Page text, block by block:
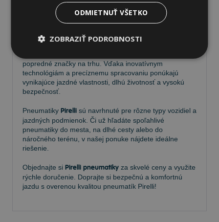
Pneumatiky Pirelli – kvalita a
spoľahlivosť na každej ceste
popredné značky na trhu. Vďaka inovatívnym
technológiám a precíznemu spracovaniu ponúkajú
vynikajúce jazdné vlastnosti, dlhú životnosť a vysokú
bezpečnosť.
Pneumatiky Pirelli sú navrhnuté pre rôzne typy vozidiel a
jazdných podmienok. Či už hľadáte spoľahlivé
pneumatiky do mesta, na dlhé cesty alebo do
náročného terénu, v našej ponuke nájdete ideálne
riešenie.
Objednajte si Pirelli pneumatiky za skvelé ceny a využite
rýchle doručenie. Doprajte si bezpečnú a komfortnú
jazdu s overenou kvalitou pneumatík Pirelli!
ODMIETNUŤ VŠETKO
ZOBRAZIŤ PODROBNOSTI